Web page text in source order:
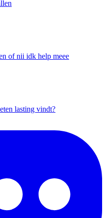
of nii idk help meee
lasting vindt?